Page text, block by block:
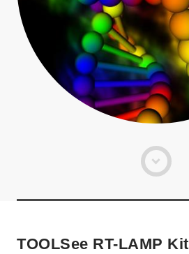
TOOLSee RT-LAMP Kit